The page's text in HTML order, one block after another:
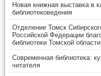
Новая книжная выставка в
библиотековедения
Отделение Томск
Российской Федерации
библиотеки Томской области
Современная библиотека:
читателя